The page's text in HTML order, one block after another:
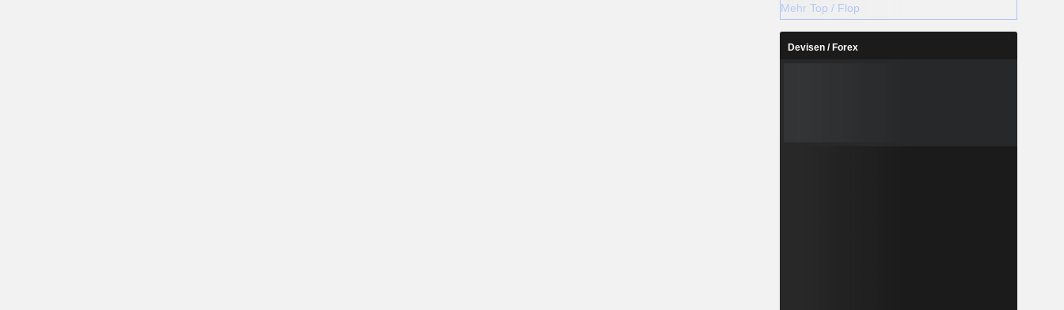
Mehr Top / Flop
Devisen / Forex